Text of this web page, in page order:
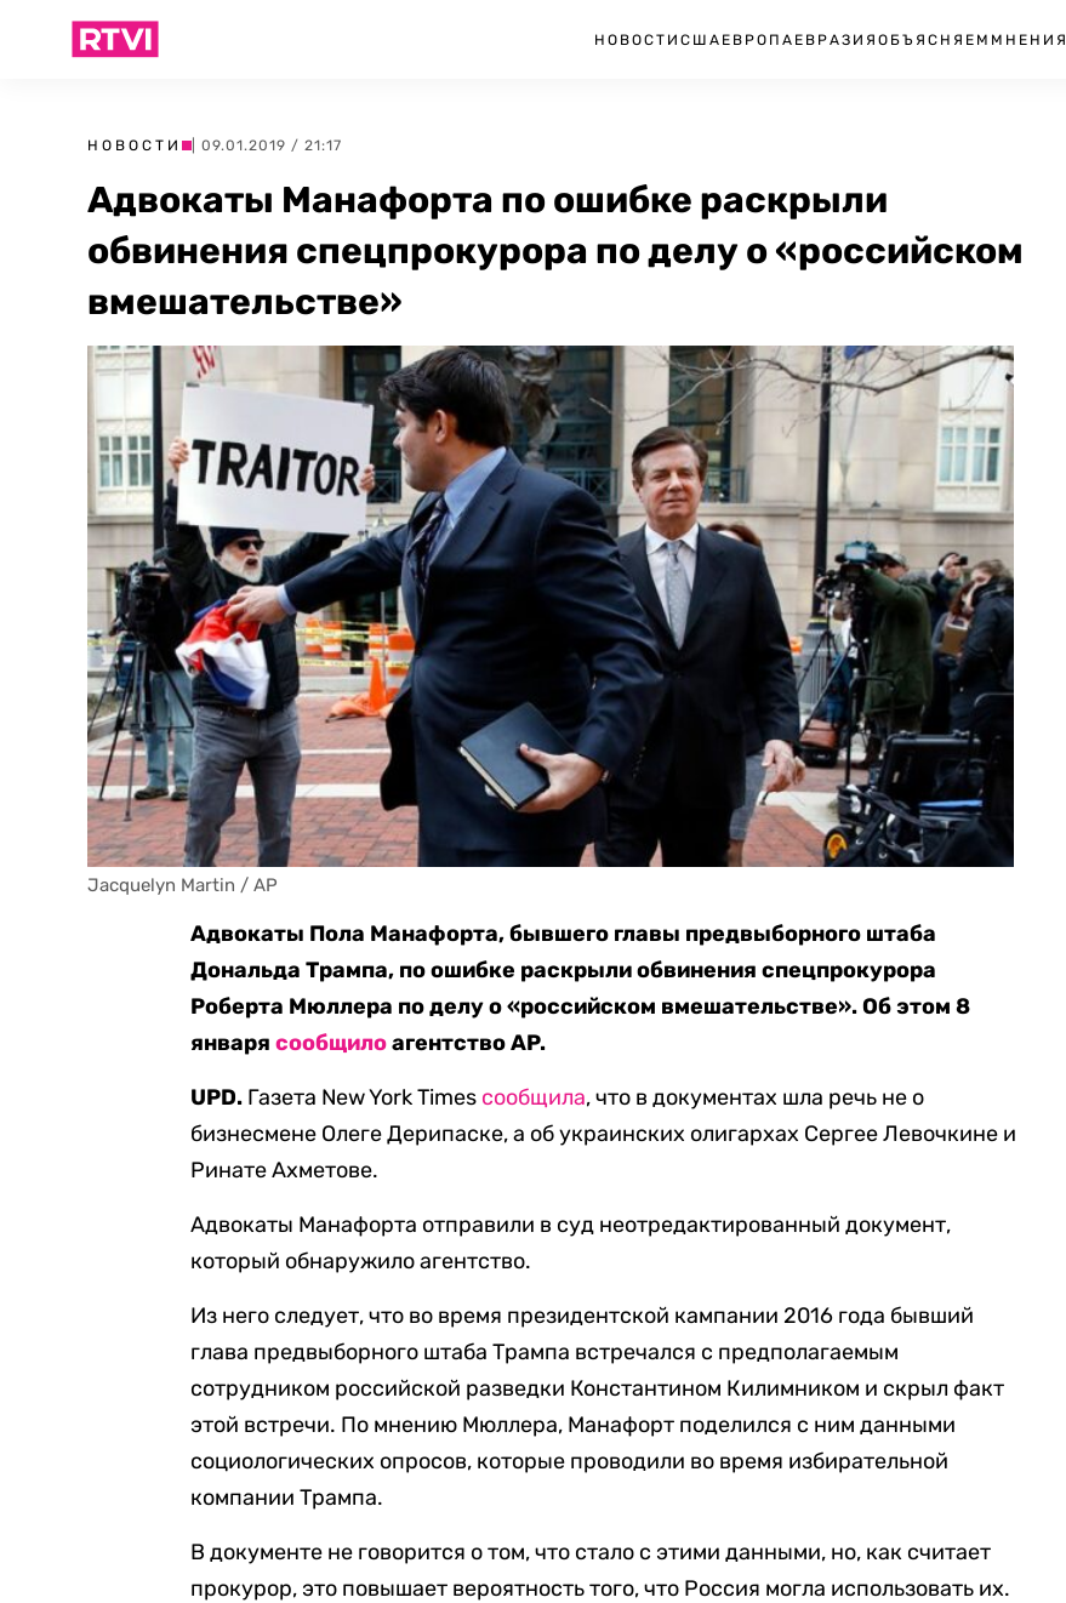
НОВОСТИ США ЕВРОПА ЕВРАЗИЯ ОБЪЯСНЯЕМ МНЕНИЯ
НОВОСТИ | 09.01.2019 / 21:17
Адвокаты Манафорта по ошибке раскрыли
обвинения спецпрокурора по делу о «российском
вмешательстве»
Jacquelyn Martin / AP
Адвокаты Пола Манафорта, бывшего главы предвыборного штаба
Дональда Трампа, по ошибке раскрыли обвинения спецпрокурора
Роберта Мюллера по делу о «российском вмешательстве». Об этом 8
январясообщилоагентство AP.
UPD. Газета New York Times сообщила, что в документах шла речь не о
бизнесмене Олеге Дерипаске, а об украинских олигархах Сергее Левочкине и
Ринате Ахметове.
Адвокаты Манафорта отправили в суд неотредактированный документ,
который обнаружило агентство.
Из него следует, что во время президентской кампании 2016 года бывший
глава предвыборного штаба Трампа встречался с предполагаемым
сотрудником российской разведки Константином Килимником и скрыл факт
этой встречи. По мнению Мюллера, Манафорт поделился с ним данными
социологических опросов, которые проводили во время избирательной
компании Трампа.
В документе не говорится о том, что стало с этими данными, но, как считает
прокурор, это повышает вероятность того, что Россия могла использовать их.